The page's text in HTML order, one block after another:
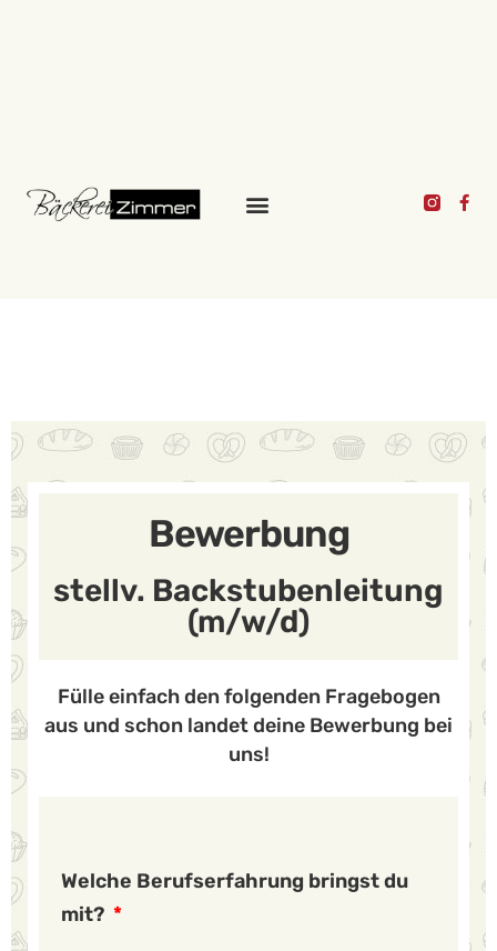
Bewerbung
stellv. Backstubenleitung
(m/w/d)
Fülle einfach den folgenden Fragebogen
aus und schon landet deine Bewerbung bei
uns!
Welche Berufserfahrung bringst du
mit?